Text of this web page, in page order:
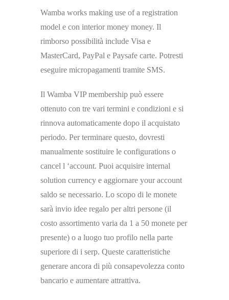
Wamba works making use of a registration
model e con interior money money. Il
rimborso possibilità include Visa e
MasterCard, PayPal e Paysafe carte. Potresti
eseguire micropagamenti tramite SMS.
Il Wamba VIP membership può essere
ottenuto con tre vari termini e condizioni e si
rinnova automaticamente dopo il acquistato
periodo. Per terminare questo, dovresti
manualmente sostituire le configurations o
cancel l ‘account. Puoi acquisire internal
solution currency e aggiornare your account
saldo se necessario. Lo scopo di le monete
sarà invio idee regalo per altri persone (il
costo assortimento varia da 1 a 50 monete per
presente) o a luogo tuo profilo nella parte
superiore di i serp. Queste caratteristiche
generare ancora di più consapevolezza conto
bancario e aumentare attrattiva.